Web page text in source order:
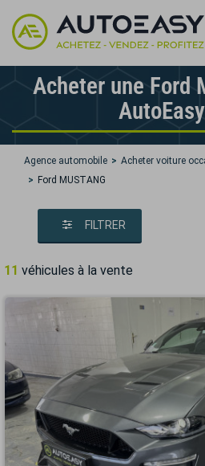
Acheter une Ford
AutoEasy
Agence automobile Acheter voiture
Ford MUSTANG
FILTRER
11 véhicules à la vente